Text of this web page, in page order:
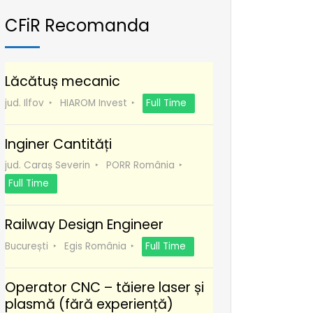
CFiR Recomanda
Lăcătuș mecanic
jud. Ilfov HIAROM Invest Full Time
Inginer Cantități
jud. Caraș Severin
PORR România
Full Time
Railway Design Engineer
București Egis România Full Time
Operator CNC – tăiere laser și
plasmă (fără experiență)